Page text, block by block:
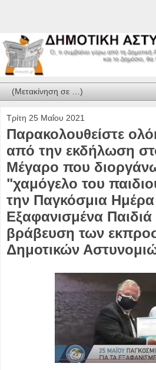
Τρίτη 25 Μαΐου 2021
Παρακολουθείστε
από την εκδήλωση
Μέγαρο που
"χαμόγελο του
την Παγκόσμια Ημέρα
Εξαφανισμένα
βράβευση των
Δημοτικών